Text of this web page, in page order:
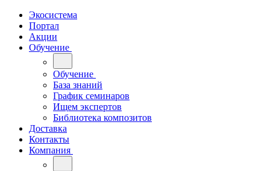
Экосистема
Портал
Акции
Обучение
Обучение
База знаний
График семинаров
Ищем экспертов
Библиотека композитов
Доставка
Контакты
Компания